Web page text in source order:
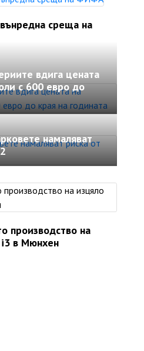
среща на
вдига цената
с 600 евро до
намаляват
производство на
i3 в Мюнхен